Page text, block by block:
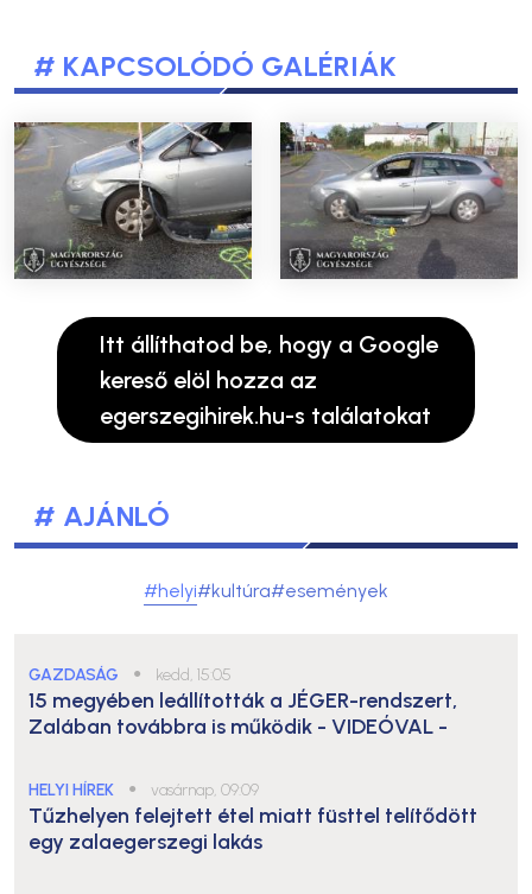
# KAPCSOLÓDÓ GALÉRIÁK
Itt állíthatod be, hogy a Google
kereső elöl hozza az
egerszegihirek.hu-s találatokat
# AJÁNLÓ
#helyi#kultúra#események
GAZDASÁG ● kedd, 15:05
15 megyében leállították a JÉGER-rendszert,
Zalában továbbra is működik - VIDEÓVAL -
HELYI HÍREK ● vasárnap, 09:09
Tűzhelyen felejtett étel miatt füsttel telítődött
egy zalaegerszegi lakás